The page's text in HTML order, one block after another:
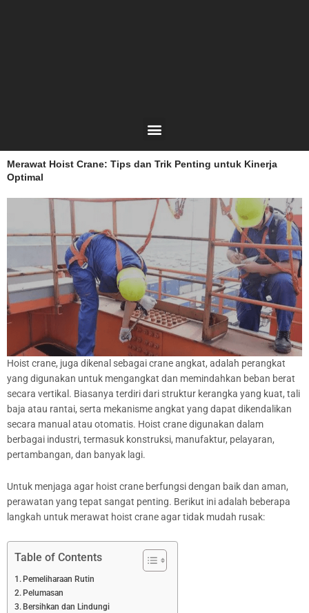
Menu
Merawat Hoist Crane: Tips dan Trik Penting untuk Kinerja
Optimal
Hoist crane, juga dikenal sebagai crane angkat, adalah perangkat
yang digunakan untuk mengangkat dan memindahkan beban berat
secara vertikal. Biasanya terdiri dari struktur kerangka yang kuat, tali
baja atau rantai, serta mekanisme angkat yang dapat dikendalikan
secara manual atau otomatis. Hoist crane digunakan dalam
berbagai industri, termasuk konstruksi, manufaktur, pelayaran,
pertambangan, dan banyak lagi.
Untuk menjaga agar hoist crane berfungsi dengan baik dan aman,
perawatan yang tepat sangat penting. Berikut ini adalah beberapa
langkah untuk merawat hoist crane agar tidak mudah rusak:
Table of Contents
Pemeliharaan Rutin
Pelumasan
Bersihkan dan Lindungi